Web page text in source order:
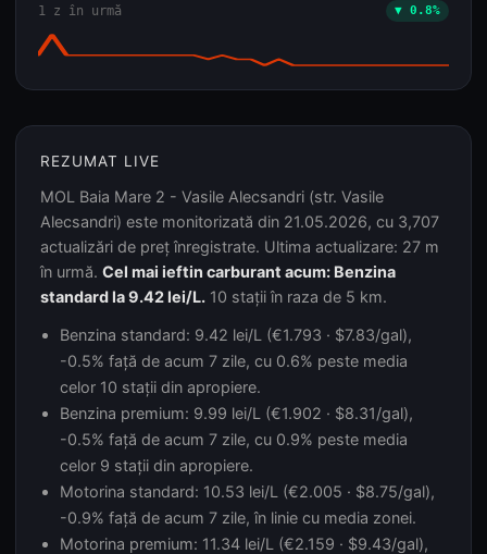
1 z în urmă ▼ 0.8%
REZUMAT LIVE
MOL Baia Mare 2 - Vasile Alecsandri (str. Vasile
Alecsandri) este monitorizată din 21.05.2026, cu 3,707
actualizări de preț înregistrate. Ultima actualizare: 27 m
în urmă. Cel mai ieftin carburant acum: Benzina
standard la 9.42 lei/L. 10 stații în raza de 5 km.
Benzina standard: 9.42 lei/L (€1.793 · $7.83/gal),
-0.5% față de acum 7 zile, cu 0.6% peste media
celor 10 stații din apropiere.
Benzina premium: 9.99 lei/L (€1.902 · $8.31/gal),
-0.5% față de acum 7 zile, cu 0.9% peste media
celor 9 stații din apropiere.
Motorina standard: 10.53 lei/L (€2.005 · $8.75/gal),
-0.9% față de acum 7 zile, în linie cu media zonei.
Motorina premium: 11.34 lei/L (€2.159 · $9.43/gal),